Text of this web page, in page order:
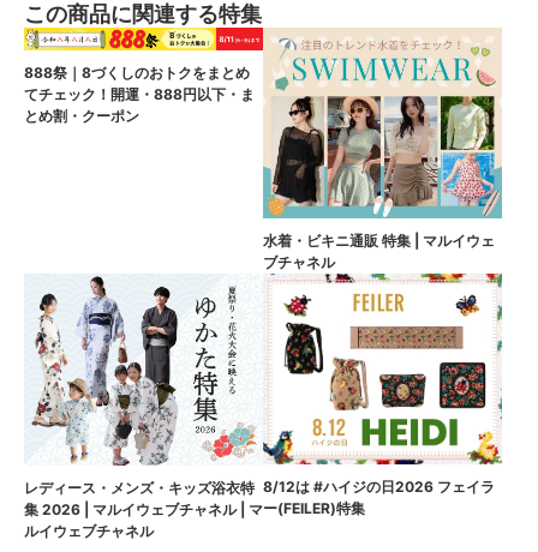
この商品に関連する特集
888祭｜8づくしのおトクをまとめ
てチェック！開運・888円以下・ま
とめ割・クーポン
水着・ビキニ通販 特集 | マルイウェ
ブチャネル
レディース・メンズ・キッズ浴衣特
集 2026 | マルイウェブチャネル | マ
ルイウェブチャネル
8/12は #ハイジの日2026 フェイラ
ー(FEILER)特集